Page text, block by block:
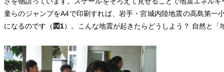
童らのジャンプをA4で印刷すれば、岩手・宮城内陸地震の高島第一
になるのです（ 図1）。こんな地震が起きたらどうしよう？ 自然と